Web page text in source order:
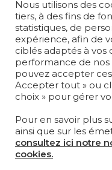
SUR-MESURE
MAGAZINE
LA MAISON
OÙ NOUS
Nous utilisons des
tiers, à des fins de
statistiques, de
expérience, afin de
ciblés adaptés à vos
performance de nos
pouvez accepter
Accepter tout » ou
choix » pour gérer
Pour en savoir plus
ainsi que sur les
consultez ici notre
cookies.